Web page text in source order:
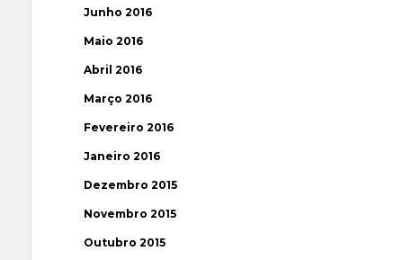
Junho 2016
Maio 2016
Abril 2016
Março 2016
Fevereiro 2016
Janeiro 2016
Dezembro 2015
Novembro 2015
Outubro 2015